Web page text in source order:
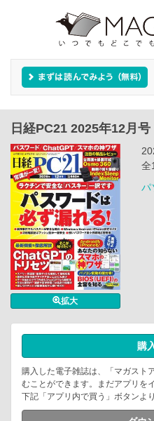
日経PC21 2025年12月号
拡大
全
パ
購
購入した電子雑誌は、「マガスト
むことができます。まだアプリを
下記「アプリ内で買う」ボタンよ